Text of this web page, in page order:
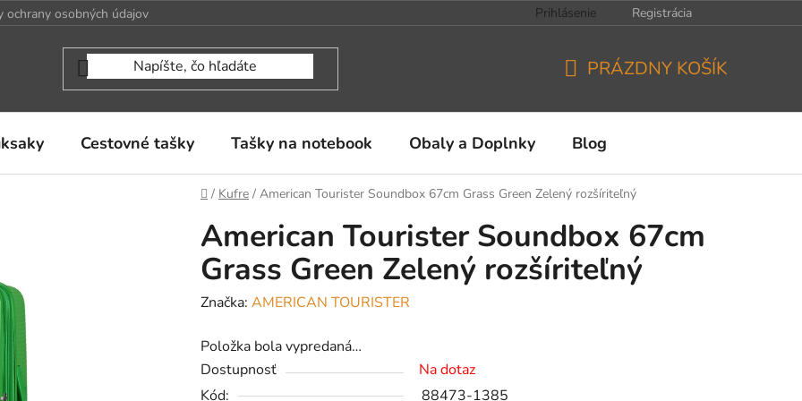
ochrany osobných údajov Prihlásenie Registrácia
KOŠÍK
PRÁZDNY KOŠÍK
Cestovné tašky Tašky na notebook Obaly a Doplnky Blog
Domov
/ Kufre / American Tourister Soundbox 67cm Grass Green Zelený rozšíriteľný
American Tourister Soundbox 67cm
Grass Green Zelený rozšíriteľný
Značka: AMERICAN TOURISTER
Položka bola vypredaná…
Dostupnosť
Na dotaz
Kód:
88473-1385